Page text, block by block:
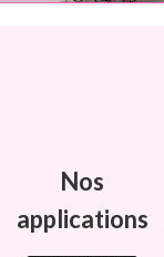
Nos
applications